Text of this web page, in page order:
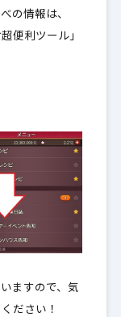
の情報は、
便利ツール」
ますので、気
ださい！